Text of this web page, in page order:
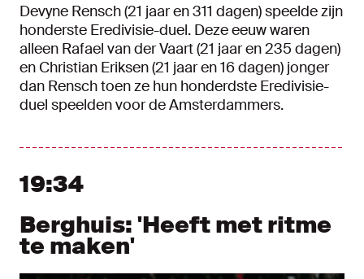
Devyne Rensch (21 jaar en 311 dagen) speelde zijn
honderste Eredivisie-duel. Deze eeuw waren
alleen Rafael van der Vaart (21 jaar en 235 dagen)
en Christian Eriksen (21 jaar en 16 dagen) jonger
dan Rensch toen ze hun honderdste Eredivisie-
duel speelden voor de Amsterdammers.
19:34
Berghuis: 'Heeft met ritme
te maken'